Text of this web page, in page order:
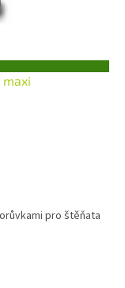
maxi
pro štěňata